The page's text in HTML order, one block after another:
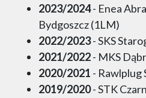
2023/2024- Enea
Bydgoszcz (1LM)
2022/2023- SKS
2021/2022- MKS
2020/2021 - Rawlplug
2019/2020- STK